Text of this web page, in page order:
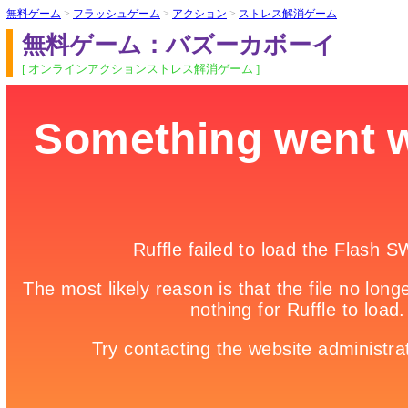
無料ゲーム > フラッシュゲーム > アクション > ストレス解消ゲーム
無料ゲーム：バズーカボーイ
[ オンラインアクションストレス解消ゲーム ]